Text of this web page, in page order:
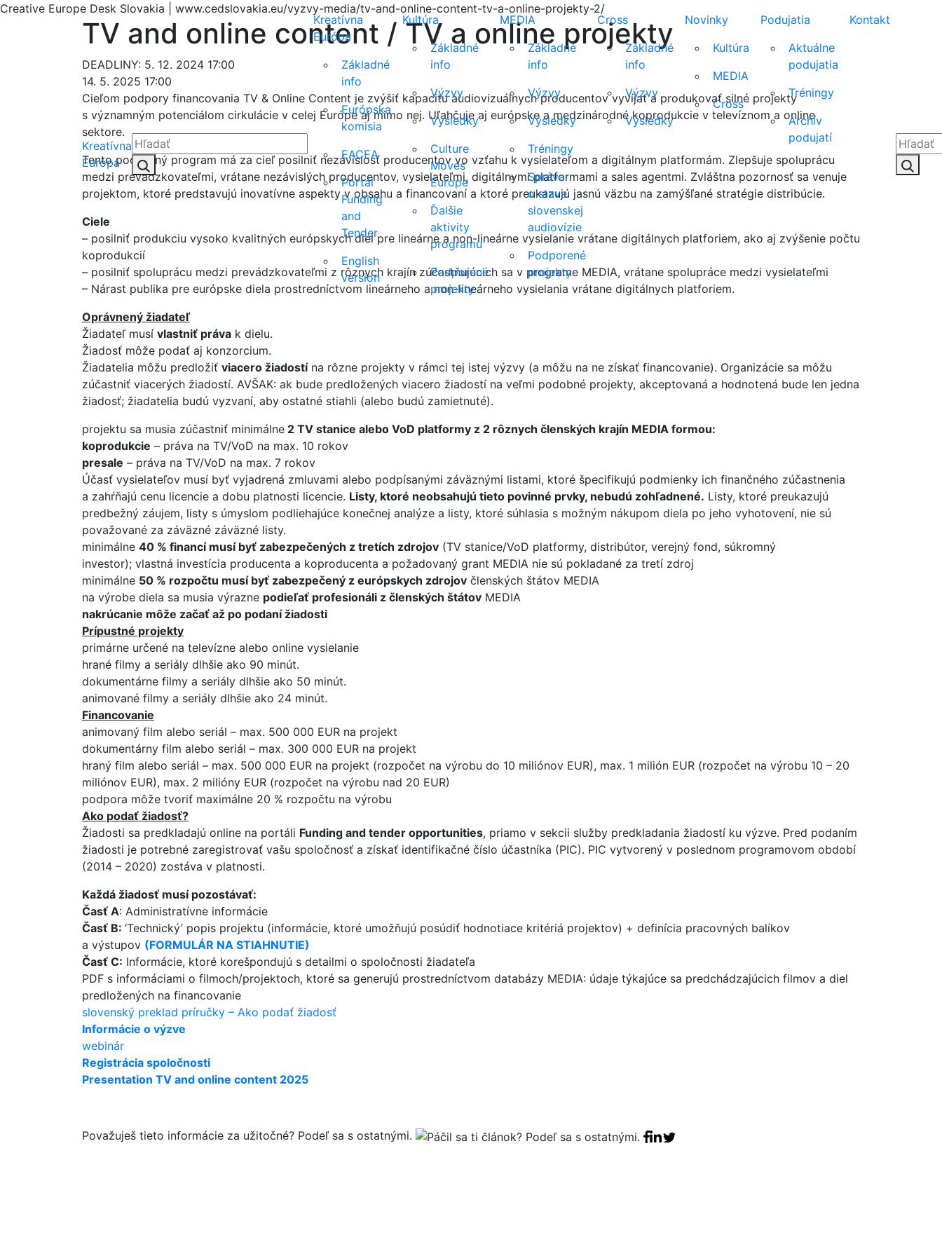
Creative Europe Desk Slovakia | www.cedslovakia.eu/vyzvy-media/tv-and-online-content-tv-a-online-projekty-2/
Kreatívna
Európa
Hľadať:Hľadať
Kreatívna
Európa
Základné
info
Európska
komisia
EACEA
Portál
Funding
and
Tender
English
version
Kultúra
Základné
info
Výzvy
Výsledky
Culture
Moves
Europe
Ďalšie
aktivity
programu
Podporené
projekty
MEDIA
Základné
info
Výzvy
Výsledky
Tréningy
Správa
o stave
slovenskej
audiovízie
Podporené
projekty
Cross
Základné
info
Výzvy
Výsledky
Novinky
Kultúra
MEDIA
Cross
Podujatia
Aktuálne
podujatia
Tréningy
Archív
podujatí
Kontakt
Hľadať:
TV and online content / TV a online projekty
DEADLINY: 5. 12. 2024 17:00
14. 5. 2025 17:00
Cieľom podpory financovania TV & Online Content je zvýšiť kapacitu audiovizuálnych producentov vyvíjať a produkovať silné projekty
s významným potenciálom cirkulácie v celej Európe aj mimo nej. Uľahčuje aj európske a medzinárodné koprodukcie v televíznom a online
sektore.
Tento podporný program má za cieľ posilniť nezávislosť producentov vo vzťahu k vysielateľom a digitálnym platformám. Zlepšuje spoluprácu
medzi prevádzkovateľmi, vrátane nezávislých producentov, vysielateľmi, digitálnymi platformami a sales agentmi. Zvláštna pozornosť sa venuje
projektom, ktoré predstavujú inovatívne aspekty v obsahu a financovaní a ktoré preukazujú jasnú väzbu na zamýšľané stratégie distribúcie.
Ciele
– posilniť produkciu vysoko kvalitných európskych diel pre lineárne a non-lineárne vysielanie vrátane digitálnych platforiem, ako aj zvýšenie počtu
koprodukcií
– posilniť spoluprácu medzi prevádzkovateľmi z rôznych krajín zúčastňujúcich sa v programe MEDIA, vrátane spolupráce medzi vysielateľmi
– Nárast publika pre európske diela prostredníctvom lineárneho a non-lineárneho vysielania vrátane digitálnych platforiem.
Oprávnený žiadateľ
Žiadateľ musí vlastniť práva k dielu.
Žiadosť môže podať aj konzorcium.
Žiadatelia môžu predložiť viacero žiadostína rôzne projekty v rámci tej istej výzvy (a môžu na ne získať financovanie). Organizácie sa môžu
zúčastniť viacerých žiadostí. AVŠAK: ak bude predložených viacero žiadostí na veľmi podobné projekty, akceptovaná a hodnotená bude len jedna
žiadosť; žiadatelia budú vyzvaní, aby ostatné stiahli (alebo budú zamietnuté).
projektu sa musia zúčastniť minimálne 2 TV stanice alebo VoD platformy z 2 rôznych členských krajín MEDIA formou:
koprodukcie – práva na TV/VoD na max. 10 rokov
presale – práva na TV/VoD na max. 7 rokov
Účasť vysielateľov musí byť vyjadrená zmluvami alebo podpísanými záväznými listami, ktoré špecifikujú podmienky ich finančného zúčastnenia
a zahŕňajú cenu licencie a dobu platnosti licencie. Listy, ktoré neobsahujú tieto povinné prvky, nebudú zohľadnené. Listy, ktoré preukazujú
predbežný záujem, listy s úmyslom podliehajúce konečnej analýze a listy, ktoré súhlasia s možným nákupom diela po jeho vyhotovení, nie sú
považované za záväzné záväzné listy.
minimálne 40 % financí musí byť zabezpečených z tretích zdrojov (TV stanice/VoD platformy, distribútor, verejný fond, súkromný
investor); vlastná investícia producenta a koproducenta a požadovaný grant MEDIA nie sú pokladané za tretí zdroj
minimálne 50 % rozpočtu musí byť zabezpečený z európskych zdrojov členských štátov MEDIA
na výrobe diela sa musia výrazne podieľať profesionáli z členských štátov MEDIA
nakrúcanie môže začať až po podaní žiadosti
Prípustné projekty
primárne určené na televízne alebo online vysielanie
hrané filmy a seriály dlhšie ako 90 minút.
dokumentárne filmy a seriály dlhšie ako 50 minút.
animované filmy a seriály dlhšie ako 24 minút.
Financovanie
animovaný film alebo seriál – max. 500 000 EUR na projekt
dokumentárny film alebo seriál – max. 300 000 EUR na projekt
hraný film alebo seriál – max. 500 000 EUR na projekt (rozpočet na výrobu do 10 miliónov EUR), max. 1 milión EUR (rozpočet na výrobu 10 – 20
miliónov EUR), max. 2 milióny EUR (rozpočet na výrobu nad 20 EUR)
podpora môže tvoriť maximálne 20 % rozpočtu na výrobu
Ako podať žiadosť?
Žiadosti sa predkladajú online na portáli Funding and tender opportunities, priamo v sekcii služby predkladania žiadostí ku výzve. Pred podaním
žiadosti je potrebné zaregistrovať vašu spoločnosť a získať identifikačné číslo účastníka (PIC). PIC vytvorený v poslednom programovom období
(2014 – 2020) zostáva v platnosti.
Každá žiadosť musí pozostávať:
Časť A: Administratívne informácie
Časť B: ‘Technický’ popis projektu (informácie, ktoré umožňujú posúdiť hodnotiace kritériá projektov) + definícia pracovných balíkov
a výstupov (FORMULÁR NA STIAHNUTIE)
Časť C: Informácie, ktoré korešpondujú s detailmi o spoločnosti žiadateľa
PDF s informáciami o filmoch/projektoch, ktoré sa generujú prostredníctvom databázy MEDIA: údaje týkajúce sa predchádzajúcich filmov a diel
predložených na financovanie
slovenský preklad príručky – Ako podať žiadosť
Informácie o výzve
webinár
Registrácia spoločnosti
Presentation TV and online content 2025
Považuješ tieto informácie za užitočné? Podeľ sa s ostatnými. Facebook share
Linkedin share
Tweet